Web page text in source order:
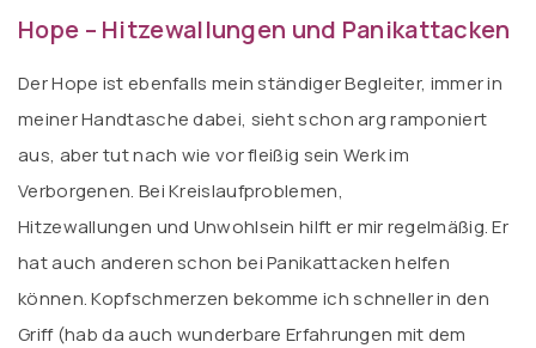
Hope – Hitzewallungen und Panikattacken
Der Hope ist ebenfalls mein ständiger Begleiter, immer in
meiner Handtasche dabei, sieht schon arg ramponiert
aus, aber tut nach wie vor fleißig sein Werk im
Verborgenen. Bei Kreislaufproblemen,
Hitzewallungen und Unwohlsein hilft er mir regelmäßig. Er
hat auch anderen schon bei Panikattacken helfen
können. Kopfschmerzen bekomme ich schneller in den
Griff (hab da auch wunderbare Erfahrungen mit dem